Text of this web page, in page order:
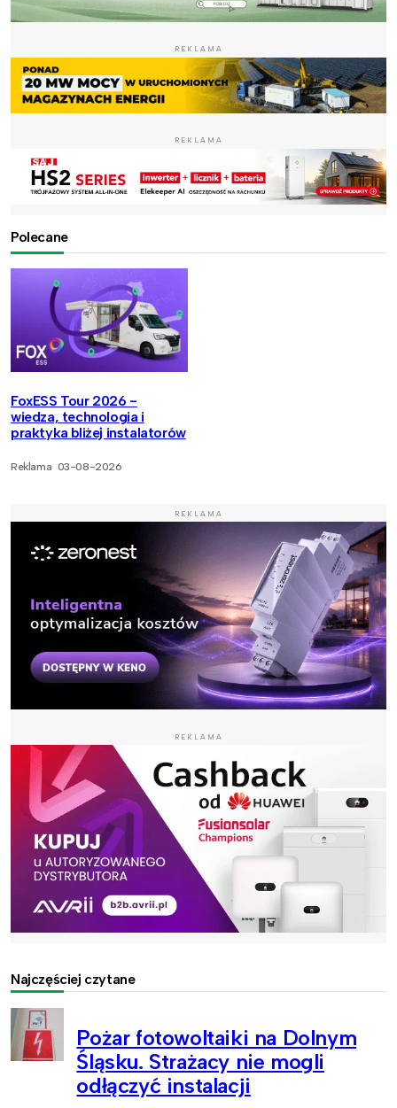
REKLAMA
REKLAMA
Polecane
FoxESS Tour 2026 -
wiedza, technologia i
praktyka bliżej instalatorów
Reklama 03-08-2026
REKLAMA
REKLAMA
Najczęściej czytane
Pożar fotowoltaiki na Dolnym
Śląsku. Strażacy nie mogli
odłączyć instalacji